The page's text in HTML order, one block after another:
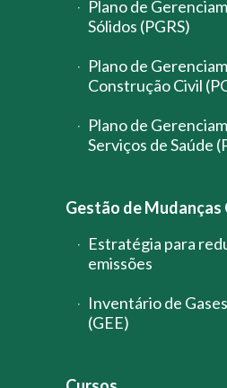
Plano de
Sólidos (PGRS)
Plano de
Construção Civil
Plano de
Serviços de Saúde
Gestão de Mudanças
Estratégia para
emissões
Inventário de
(GEE)